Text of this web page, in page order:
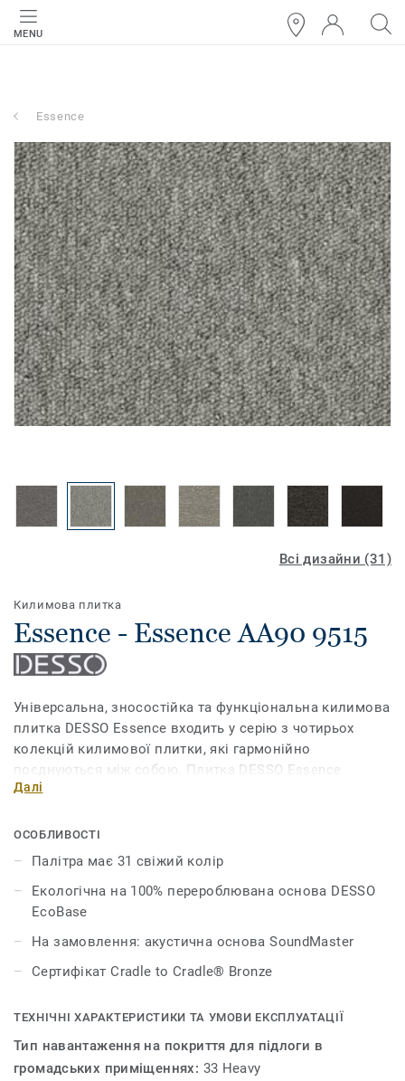
MENU
Essence
Всі дизайни (31)
Килимова плитка
Essence - Essence AA90 9515
Універсальна, зносостійка та функціональна килимова
плитка DESSO Essence входить у серію з чотирьох
колекцій килимової плитки, які гармонійно
поєднуються між собою. Плитка DESSO Essence
пропонує широкий вибір з понад 30 свіжих кольорів,
DESSO Essence Maze, DESSO Essence Structure та DESSO
Essence Stripe. Це означає, що дизайнери можуть
ефективніше поєднувати теплі та прохолодні
нейтральні тони, вводити сміливі відтінки та робити
оригінальні акценти, а також використовувати
нескінченні можливості для комбінування і творчих
Essence є надзвичайно практичним і функціональним
Далі
ОСОБЛИВОСТІ
Палітра має 31 свіжий колір
Екологічна на 100% перероблювана основа DESSO
EcoBase
На замовлення: акустична основа SoundMaster
Сертифікат Cradle to Cradle® Bronze
ТЕХНІЧНІ ХАРАКТЕРИСТИКИ ТА УМОВИ ЕКСПЛУАТАЦІЇ
Тип навантаження на покриття для підлоги в
громадських приміщеннях: 33 Heavy